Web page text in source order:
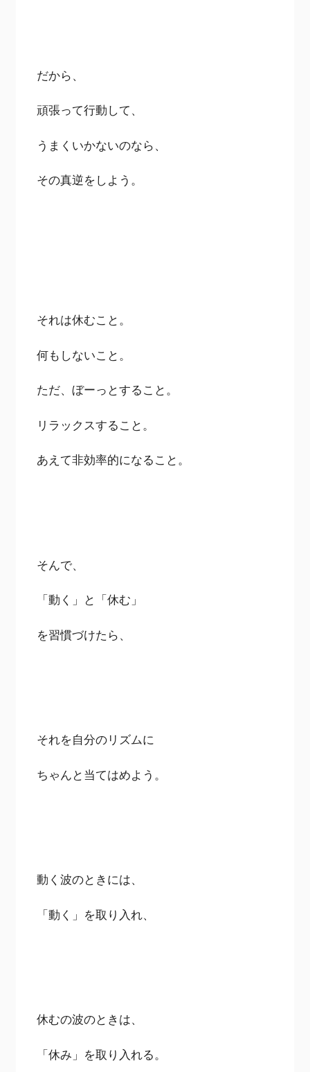
だから、
頑張って行動して、
うまくいかないのなら、
その真逆をしよう。
それは休むこと。
何もしないこと。
ただ、ぼーっとすること。
リラックスすること。
あえて非効率的になること。
そんで、
「動く」と「休む」
を習慣づけたら、
それを自分のリズムに
ちゃんと当てはめよう。
動く波のときには、
「動く」を取り入れ、
休むの波のときは、
「休み」を取り入れる。